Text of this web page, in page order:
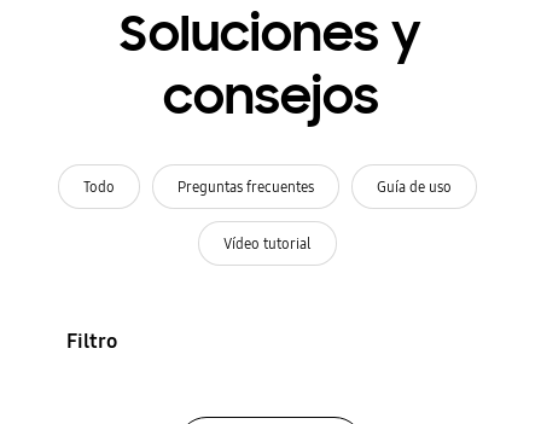
Soluciones y
consejos
Todo Preguntas frecuentes Guía de uso
Vídeo tutorial
Filtro